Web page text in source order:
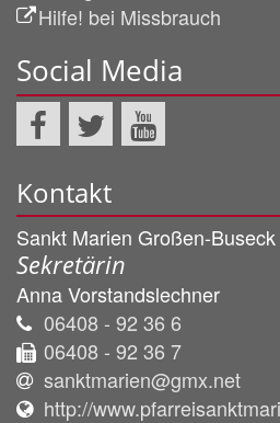
Hilfe! bei Missbrauch
Social Media
Kontakt
Sankt Marien Großen-Buseck
Sekretärin
AnnaVorstandslechner
06408 - 92 36 6
06408 - 92 36 7
sanktmarien@gmx.net
http://